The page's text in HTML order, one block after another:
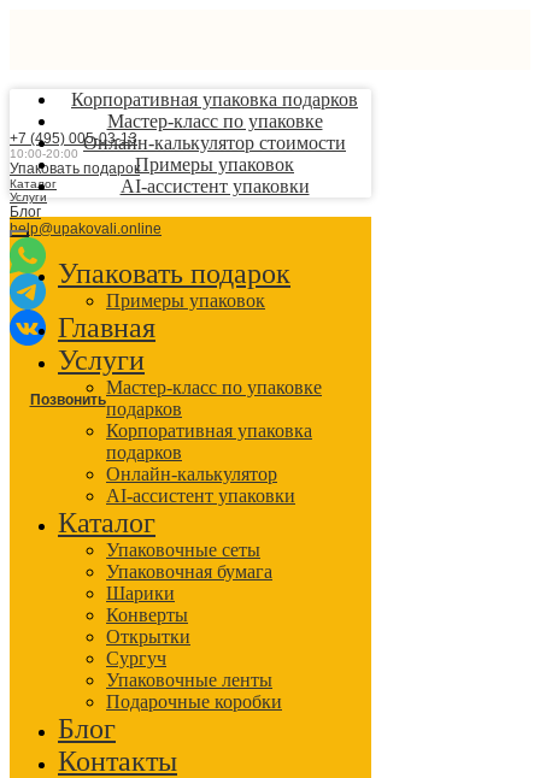
+7 (495) 005-03-13
10:00-20:00
Упаковать подарок
Каталог
Услуги
Блог
help@upakovali.online
Позвонить
Корпоративная упаковка подарков
Мастер-класс по упаковке
Онлайн-калькулятор стоимости
Примеры упаковок
AI-ассистент упаковки
Упаковать подарок
Примеры упаковок
Главная
Услуги
Мастер-класс по упаковке
подарков
Корпоративная упаковка
подарков
Онлайн-калькулятор
AI-ассистент упаковки
Каталог
Упаковочные сеты
Упаковочная бумага
Шарики
Конверты
Открытки
Сургуч
Упаковочные ленты
Подарочные коробки
Блог
Контакты